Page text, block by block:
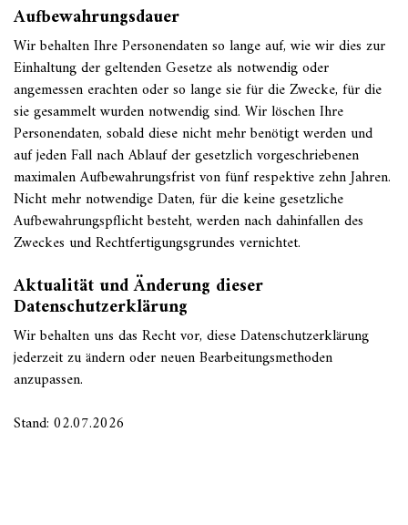
Aufbewahrungsdauer
Wir behalten Ihre Personendaten so lange auf, wie wir dies zur
Einhaltung der geltenden Gesetze als notwendig oder
angemessen erachten oder so lange sie für die Zwecke, für die
sie gesammelt wurden notwendig sind. Wir löschen Ihre
Personendaten, sobald diese nicht mehr benötigt werden und
auf jeden Fall nach Ablauf der gesetzlich vorgeschriebenen
maximalen Aufbewahrungsfrist von fünf respektive zehn Jahren.
Nicht mehr notwendige Daten, für die keine gesetzliche
Aufbewahrungspflicht besteht, werden nach dahinfallen des
Zweckes und Rechtfertigungsgrundes vernichtet.
Aktualität und Änderung dieser
Datenschutzerklärung
Wir behalten uns das Recht vor, diese Datenschutzerklärung
jederzeit zu ändern oder neuen Bearbeitungsmethoden
anzupassen.
Stand: 02.07.2026